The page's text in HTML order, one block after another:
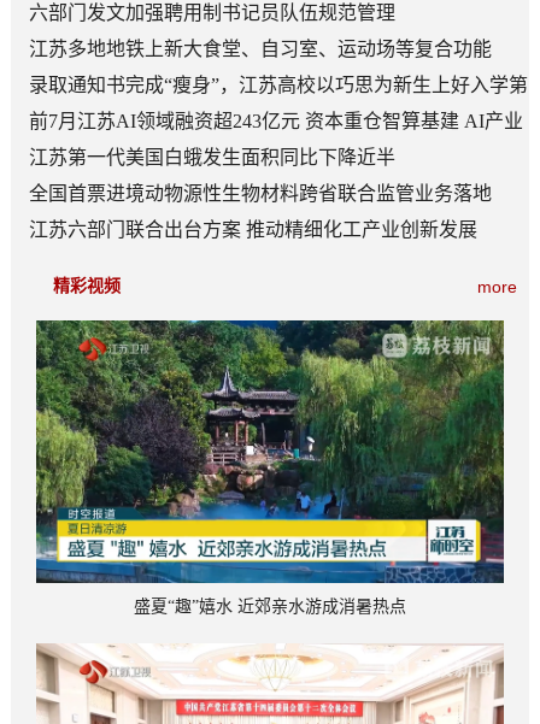
六部门发文加强聘用制书记员队伍规范管理
江苏多地地铁上新大食堂、自习室、运动场等复合功能
——从“客流通道”到“生活场景”
录取通知书完成“瘦身”，江苏高校以巧思为新生上好入学第
一课
前7月江苏AI领域融资超243亿元 资本重仓智算基建 AI产业
底盘夯实
江苏第一代美国白蛾发生面积同比下降近半
全国首票进境动物源性生物材料跨省联合监管业务落地
江苏六部门联合出台方案 推动精细化工产业创新发展
more
精彩视频
盛夏“趣”嬉水 近郊亲水游成消暑热点